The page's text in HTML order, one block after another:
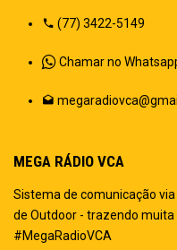
(77) 3422-5149
Chamar no
MEGA RÁDIO VCA
Sistema de comunicação
de Outdoor - trazendo
#MegaRadioVCA